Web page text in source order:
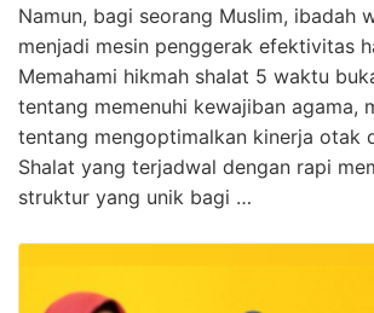
Namun, bagi seorang Muslim, ibadah
menjadi mesin penggerak efektivitas
Memahami hikmah shalat 5 waktu
tentang memenuhi kewajiban agama,
tentang mengoptimalkan kinerja otak
Shalat yang terjadwal dengan rapi
struktur yang unik bagi …